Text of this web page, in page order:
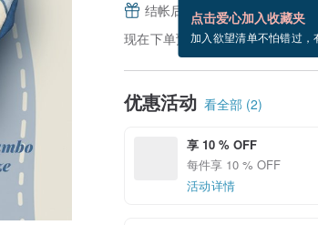
点击爱心加入收藏夹
加入欲望清单不怕错过，
结帐后填写并分享，免费帮你
现在下单预估 8/15~8/20 到货。
优惠活动 看全部 (2)
享 10 % OFF
每件享 10 % OFF
活动详情